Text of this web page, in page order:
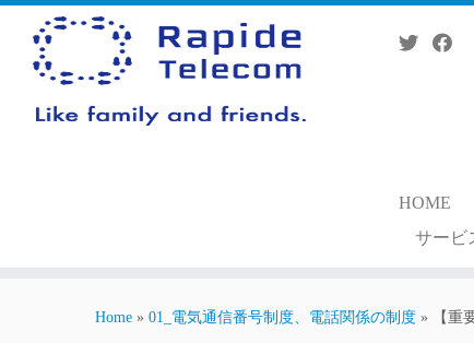
Skip
content
HOME
サービ
Home » 01_電気通信番号制度、電話関係の制度 » 【重